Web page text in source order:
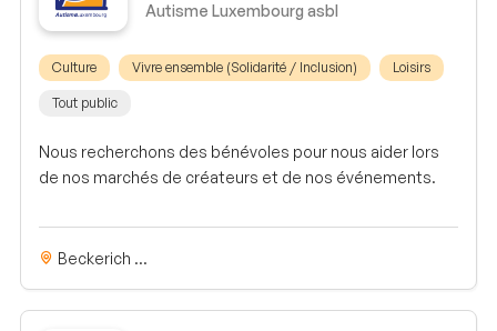
Autisme Luxembourg asbl
Culture Vivre ensemble (Solidarité / Inclusion) Loisirs
Tout public
Nous recherchons des bénévoles pour nous aider lors
de nos marchés de créateurs et de nos événements.
Beckerich ...